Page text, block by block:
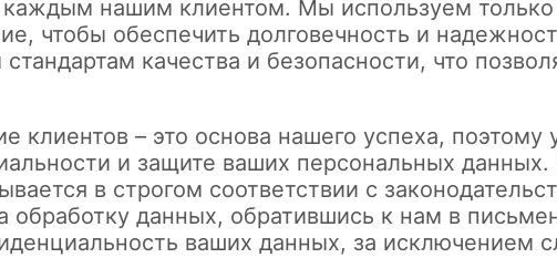
нашим клиентом. Мы используем
чтобы обеспечить долговечность и
качества и безопасности, что
клиентов – это основа нашего успеха,
и защите ваших персональных
в строгом соответствии с
обработку данных, обратившись к нам в
ваших данных, за исключением